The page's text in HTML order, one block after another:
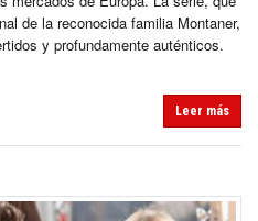
de la reconocida familia Montaner,
y profundamente auténticos.
Leer más